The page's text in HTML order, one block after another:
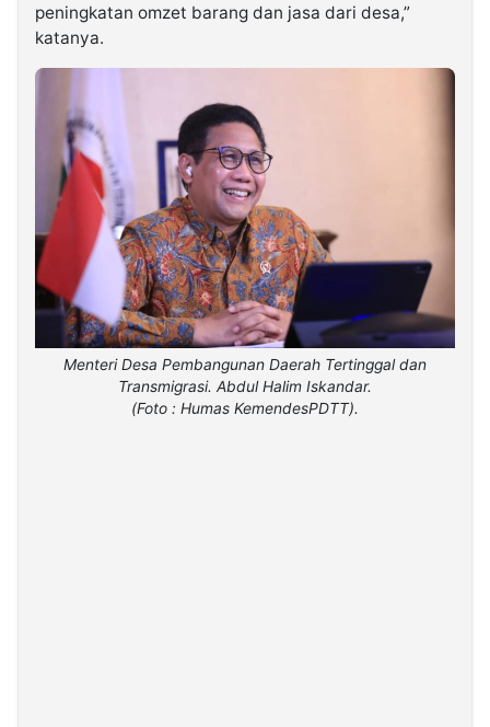
peningkatan omzet barang dan jasa dari desa,”
katanya.
Menteri Desa Pembangunan Daerah Tertinggal dan
Transmigrasi. Abdul Halim Iskandar.
(Foto : Humas KemendesPDTT).